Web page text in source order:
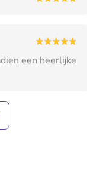
een heerlijke